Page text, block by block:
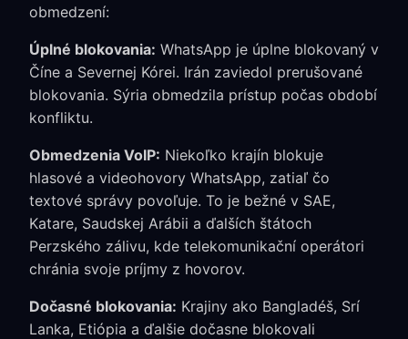
obmedzení:
Úplné blokovania: WhatsApp je úplne blokovaný v
Číne a Severnej Kórei. Irán zaviedol prerušované
blokovania. Sýria obmedzila prístup počas období
konfliktu.
Obmedzenia VoIP: Niekoľko krajín blokuje
hlasové a videohovory WhatsApp, zatiaľ čo
textové správy povoľuje. To je bežné v SAE,
Katare, Saudskej Arábii a ďalších štátoch
Perzského zálivu, kde telekomunikační operátori
chránia svoje príjmy z hovorov.
Dočasné blokovania: Krajiny ako Bangladéš, Srí
Lanka, Etiópia a ďalšie dočasne blokovali